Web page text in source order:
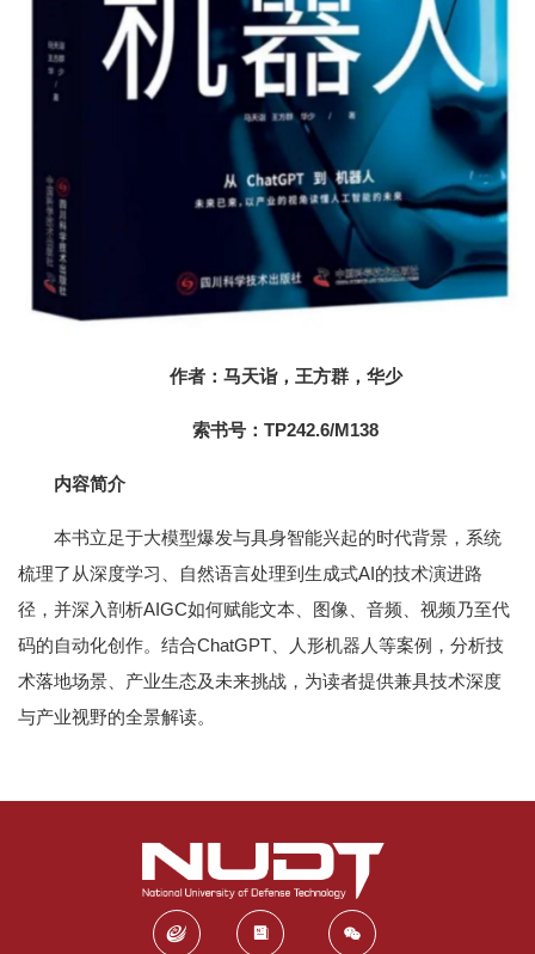
作者：马天诣，王方群，华少
索书号：TP242.6/M138
内容简介
本书立足于大模型爆发与具身智能兴起的时代背景，系统
梳理了从深度学习、自然语言处理到生成式AI的技术演进路
径，并深入剖析AIGC如何赋能文本、图像、音频、视频乃至代
码的自动化创作。结合ChatGPT、人形机器人等案例，分析技
术落地场景、产业生态及未来挑战，为读者提供兼具技术深度
与产业视野的全景解读。